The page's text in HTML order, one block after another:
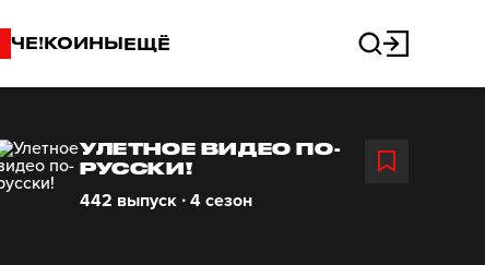
ЧЕ!КОИНЫЕЩЁ
УЛЕТНОЕ ВИДЕО ПО-
РУССКИ!
442 выпуск ∙ 4 сезон